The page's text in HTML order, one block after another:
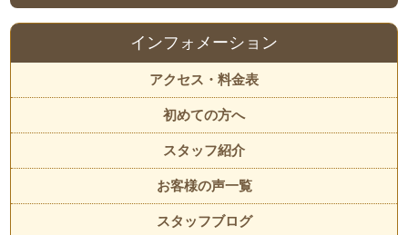
インフォメーション
アクセス・料金表
初めての方へ
スタッフ紹介
お客様の声一覧
スタッフブログ